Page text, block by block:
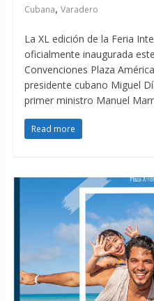
Cubana, Varadero
La XL edición de la Feria
oficialmente inaugurada
Convenciones Plaza
presidente cubano Miguel
primer ministro Manuel
Read more